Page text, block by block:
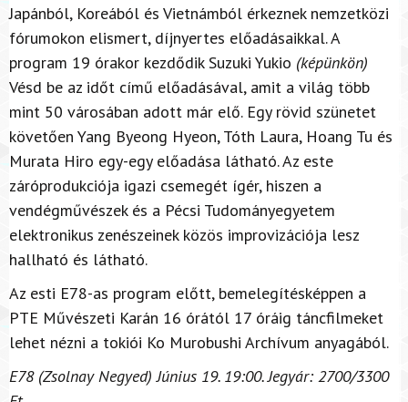
Japánból, Koreából és Vietnámból érkeznek nemzetközi
fórumokon elismert, díjnyertes előadásaikkal. A
program 19 órakor kezdődik Suzuki Yukio (képünkön)
Vésd be az időt című előadásával, amit a világ több
mint 50 városában adott már elő. Egy rövid szünetet
követően Yang Byeong Hyeon, Tóth Laura, Hoang Tu és
Murata Hiro egy-egy előadása látható. Az este
záróprodukciója igazi csemegét ígér, hiszen a
vendégművészek és a Pécsi Tudományegyetem
elektronikus zenészeinek közös improvizációja lesz
hallható és látható.
Az esti E78-as program előtt, bemelegítésképpen a
PTE Művészeti Karán 16 órától 17 óráig táncfilmeket
lehet nézni a tokiói Ko Murobushi Archívum anyagából.
E78 (Zsolnay Negyed) Június 19. 19:00. Jegyár: 2700/3300